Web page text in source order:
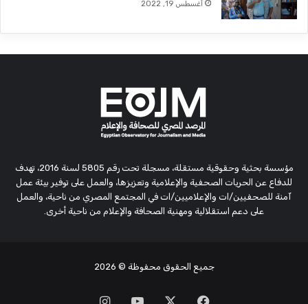
أغسطس 19, 2022
مؤسسة بحثية وحقوقية مستقلة، مسجلة تحت رقم 5805 لسنة 2016، تهدف
للدفاع عن الحريات الصحفية والإعلامية وتعزيزها، والعمل على توفير بيئة عمل
آمنة للصحفيين/ات والإعلاميين/ات في المجتمع المصري من ناحية، والعمل
على دعم استقلالية ومهنية الصحافة والإعلام من ناحية أخرى.
جميع الحقوق محفوظة © 2026